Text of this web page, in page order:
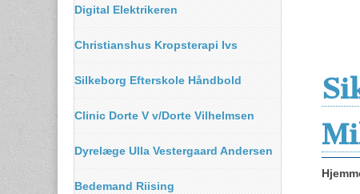
Digital Elektrikeren
Christianshus Kropsterapi Ivs
Silkeborg Efterskole Håndbold
Clinic Dorte V v/Dorte Vilhelmsen
Dyrelæge Ulla Vestergaard Andersen
Bedemand Riising